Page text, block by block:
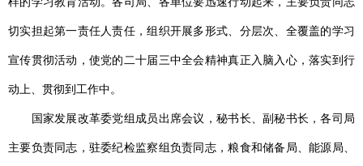
切实担起第一责任人责任，组织开展多形式、分层次、全覆盖的学习
宣传贯彻活动，使党的二十届三中全会精神真正入脑入心，落实到行
动上、贯彻到工作中。
国家发展改革委党组成员出席会议，秘书长、副秘书长，各司局
主要负责同志，驻委纪检监察组负责同志，粮食和储备局、能源局、